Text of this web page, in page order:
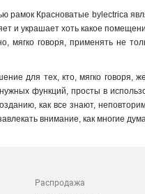
Красноватые bylectrica
и украшает хоть какое
мягко говоря, применять не
для тех, кто, мягко говоря,
функций, просты в
как все знают,
внимание, как многие
Распродажа